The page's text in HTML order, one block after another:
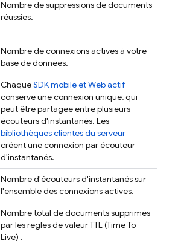
Nombre de suppressions de documents
réussies.
Nombre de connexions actives à votre
base de données.
ChaqueSDK mobile et Web actif
conserve une connexion unique, qui
peut être partagée entre plusieurs
écouteurs d'instantanés. Les
bibliothèques clientes du serveur
créent une connexion par écouteur
d'instantanés.
Nombre d'écouteurs d'instantanés sur
l'ensemble des connexions actives.
Nombre total de documents supprimés
par les règles de valeur TTL (Time To
Live) .